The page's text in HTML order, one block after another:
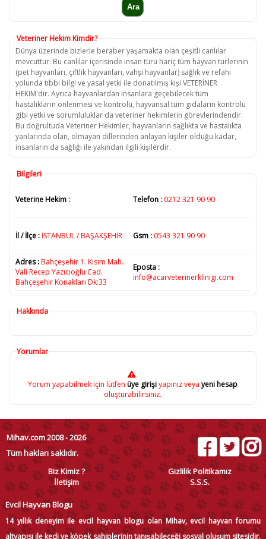
Veteriner Hekim Kimdir?
Dünya üzerinde bizlerle beraber yaşamakta olan çeşitli canlılar
mevcuttur. Bu canlılar içerisinde insan türü hariç tüm hayvan türlerinin
(pet hayvanları, çiftlik hayvanları, vahşi hayvanlar) sağlık ve refahı
yolunda tıbbi bilgi ve yasal yetki ile donatılmış kişi VETERİNER
HEKİM'dir. Ayrıca hayvanlardan insanlara geçebilecek tüm
hastalıkların önlenmesi ve kontrolü, hayvansal tüm gıdaların kontrolü
gibi yetki ve sorumluluklar da veteriner hekimlerin görevlerindendir.
Bu doğrultuda Veteriner Hekimler, hayvanların sağlıkta ve hastalıkta
yanlarında olan, olmayan dillerinden anlayan kişiler olduğu kadar,
insanların da sağlığı ile yakından ilgili kişilerdir.
Bilgileri
Veterine Hekim : Telefon : 0212 321 90 90
İl / İlçe : İSTANBUL / BAŞAKŞEHİR Gsm : 0543 321 90 90
Adres :Bahçeşehir 1. Kısım Mah.
Vali Recep Yazıcıoğlu Cad.
Bahçeşehir Konakları Dk:33
Eposta :
info@acarveterinerklinigi.com
Hakkında
Yorumlar
Yorum yapabilmek için lütfen üye girişiyapınız veya yeni hesap
oluşturabilirsiniz.
Mihav.com 2008 - 2026
Tüm hakları saklıdır.
Biz Kimiz ?
Gizlilik Politikamız
İletişim
S.S.S.
Evcil Hayvan Blogu
14 yıllık deneyim ile evcil hayvan blogu olan Mihav, evcil hayvan forumu
altyapısı ile kedi ve köpek sahiplerinin tanışabileceği sosyal oluşum sitesidir.